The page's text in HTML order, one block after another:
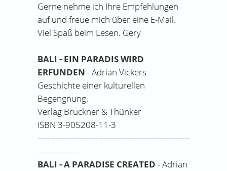
Gerne nehme ich Ihre Empfehlungen
auf und freue mich über eine E-Mail.
Viel Spaß beim Lesen. Gery
BALI - EIN PARADIS WIRD
ERFUNDEN - Adrian Vickers
Geschichte einer kulturellen
Begengnung.
Verlag Bruckner & Thünker
ISBN 3-905208-11-3
------------------------------------------------------------
----------------
BALI - A PARADISE CREATED - Adrian